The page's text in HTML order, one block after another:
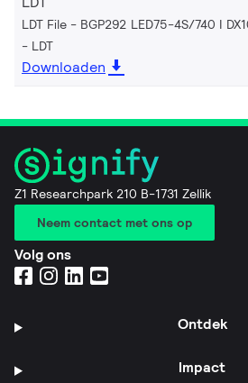
LDT File - BGP292 LED75-4S/740 I
LDT
Downloaden
Z1 Researchpark 210 B-1731 Zellik
Neem contact met ons op
Volg ons
Ontdek
Impact